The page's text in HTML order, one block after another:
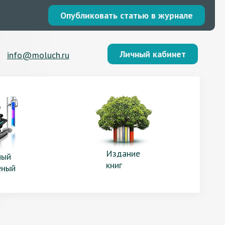
Опубликовать статью в журнале
info@moluch.ru Личный кабинет
Издание
книг